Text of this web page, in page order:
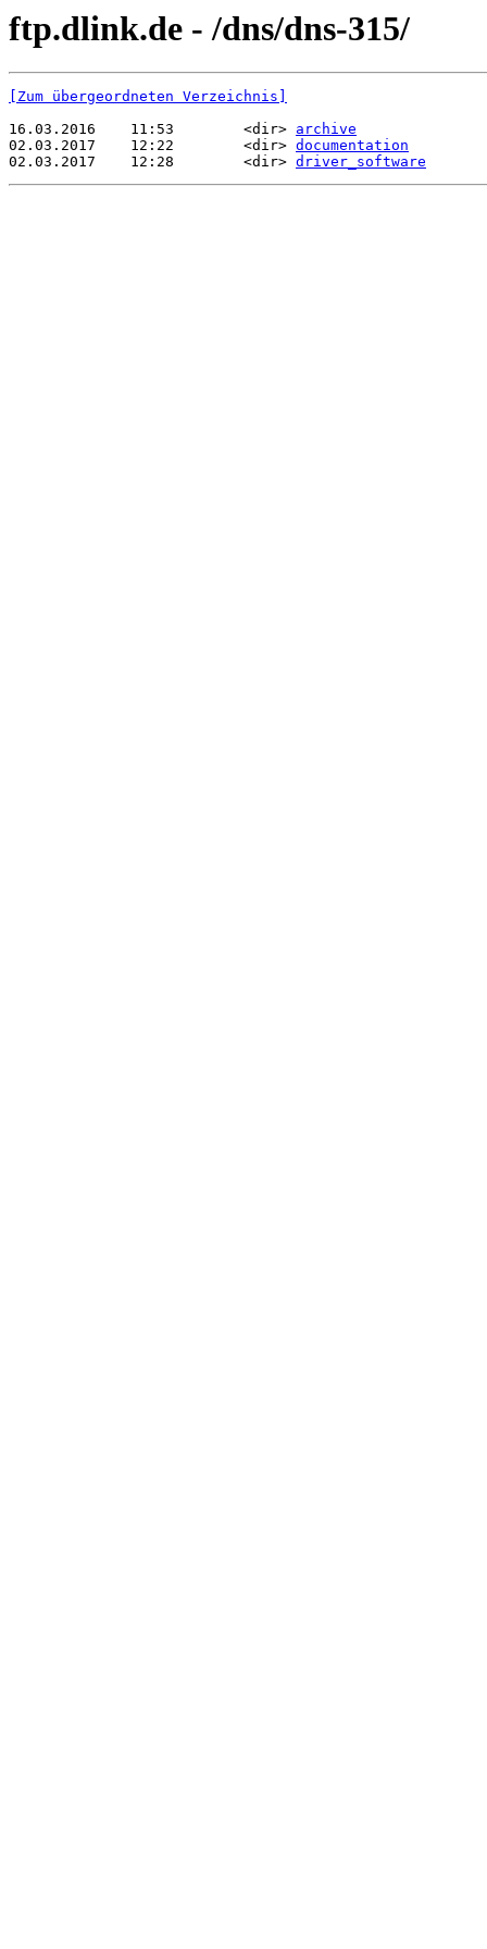
ftp.dlink.de - /dns/dns-315/
[Zum übergeordneten Verzeichnis]
16.03.2016    11:53        <dir> archive
02.03.2017    12:22        <dir> documentation
02.03.2017    12:28        <dir> driver_software